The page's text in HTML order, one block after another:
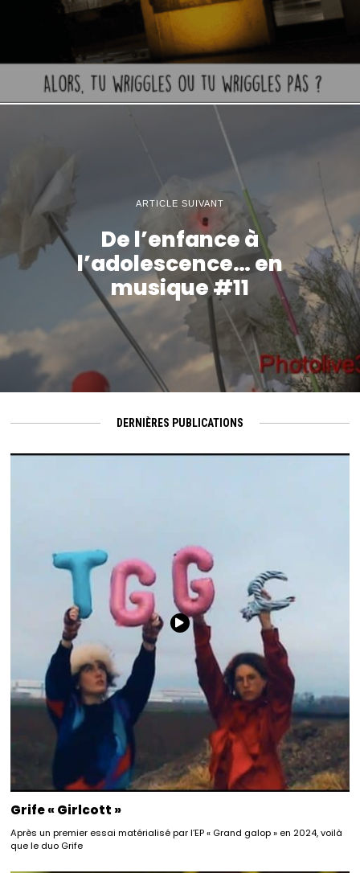
ARTICLE SUIVANT
De l’enfance à
l’adolescence… en
musique #11
DERNIÈRES PUBLICATIONS
Grife « Girlcott »
Après un premier essai matérialisé par l’EP « Grand galop » en 2024, voilà
que le duo Grife